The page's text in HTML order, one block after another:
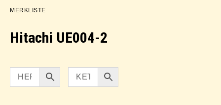
MERKLISTE
Hitachi UE004-2